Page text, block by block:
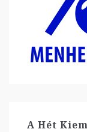
A Hét